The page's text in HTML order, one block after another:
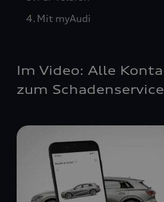
Mit myAudi
Im Video: Alle
zum